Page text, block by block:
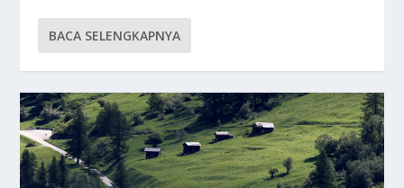
BACA SELENGKAPNYA